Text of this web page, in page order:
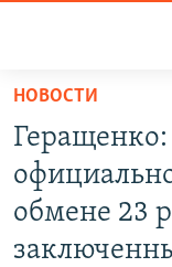
Вернуться
основному
содержанию
Вернутся
главной
СПЕЦПРОЕКТЫ
ГРУЗ 200
ВОДА
НОВОСТИ
обмене 23